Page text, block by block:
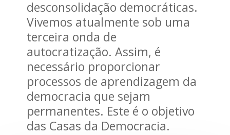
desconsolidação democráticas.
Vivemos atualmente sob uma
terceira onda de
autocratização. Assim, é
necessário proporcionar
processos de aprendizagem da
democracia que sejam
permanentes. Este é o objetivo
das Casas da Democracia.